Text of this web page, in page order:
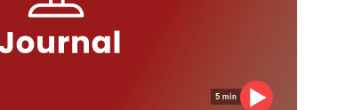
5 min